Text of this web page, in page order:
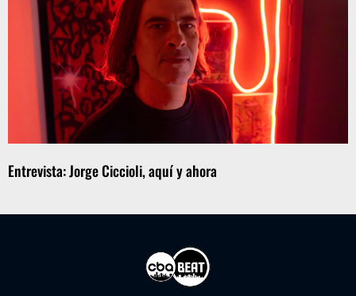
Entrevista: Jorge Ciccioli, aquí y ahora